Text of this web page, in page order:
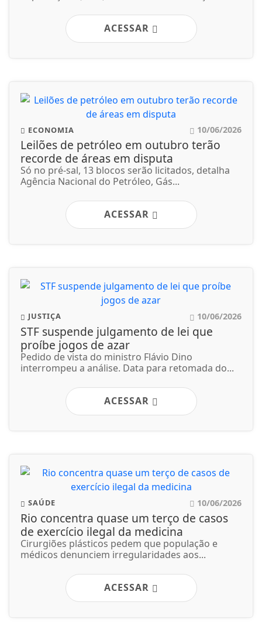
ACESSAR
ECONOMIA 10/06/2026
Leilões de petróleo em outubro terão
recorde de áreas em disputa
Só no pré-sal, 13 blocos serão licitados, detalha
Agência Nacional do Petróleo, Gás...
ACESSAR
JUSTIÇA 10/06/2026
STF suspende julgamento de lei que
proíbe jogos de azar
Pedido de vista do ministro Flávio Dino
interrompeu a análise. Data para retomada do...
ACESSAR
SAÚDE 10/06/2026
Rio concentra quase um terço de casos
de exercício ilegal da medicina
Cirurgiões plásticos pedem que população e
médicos denunciem irregularidades aos...
ACESSAR